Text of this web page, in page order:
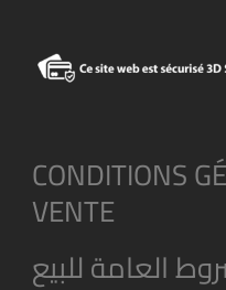
CONDITIONS
VENTE
العامة للبيع